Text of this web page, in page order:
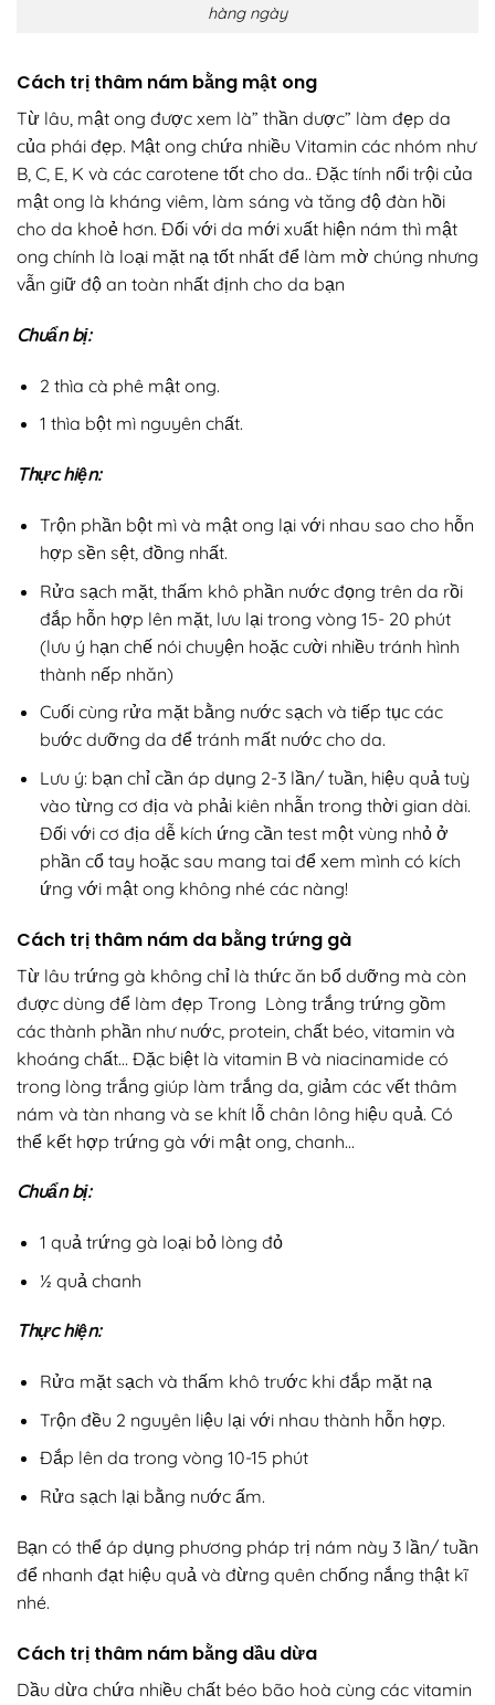
hàng ngày
Cách trị thâm nám bằng mật ong
Từ lâu, mật ong được xem là” thần dược” làm đẹp da
của phái đẹp. Mật ong chứa nhiều Vitamin các nhóm như
B, C, E, K và các carotene tốt cho da.. Đặc tính nổi trội của
mật ong là kháng viêm, làm sáng và tăng độ đàn hồi
cho da khoẻ hơn. Đối với da mới xuất hiện nám thì mật
ong chính là loại mặt nạ tốt nhất để làm mờ chúng nhưng
vẫn giữ độ an toàn nhất định cho da bạn
Chuẩn bị:
2 thìa cà phê mật ong.
1 thìa bột mì nguyên chất.
Thực hiện:
Trộn phần bột mì và mật ong lại với nhau sao cho hỗn
hợp sền sệt, đồng nhất.
Rửa sạch mặt, thấm khô phần nước đọng trên da rồi
đắp hỗn hợp lên mặt, lưu lại trong vòng 15- 20 phút
(lưu ý hạn chế nói chuyện hoặc cười nhiều tránh hình
thành nếp nhăn)
Cuối cùng rửa mặt bằng nước sạch và tiếp tục các
bước dưỡng da để tránh mất nước cho da.
Lưu ý: bạn chỉ cần áp dụng 2-3 lần/ tuần, hiệu quả tuỳ
vào từng cơ địa và phải kiên nhẫn trong thời gian dài.
Đối với cơ địa dễ kích ứng cần test một vùng nhỏ ở
phần cổ tay hoặc sau mang tai để xem mình có kích
ứng với mật ong không nhé các nàng!
Cách trị thâm nám da bằng trứng gà
Từ lâu trứng gà không chỉ là thức ăn bổ dưỡng mà còn
được dùng để làm đẹp Trong Lòng trắng trứng gồm
các thành phần như nước, protein, chất béo, vitamin và
khoáng chất… Đặc biệt là vitamin B và niacinamide có
trong lòng trắng giúp làm trắng da, giảm các vết thâm
nám và tàn nhang và se khít lỗ chân lông hiệu quả. Có
thể kết hợp trứng gà với mật ong, chanh…
Chuẩn bị:
1 quả trứng gà loại bỏ lòng đỏ
½ quả chanh
Thực hiện:
Rửa mặt sạch và thấm khô trước khi đắp mặt nạ
Trộn đều 2 nguyên liệu lại với nhau thành hỗn hợp.
Đắp lên da trong vòng 10-15 phút
Rửa sạch lại bằng nước ấm.
Bạn có thể áp dụng phương pháp trị nám này 3 lần/ tuần
để nhanh đạt hiệu quả và đừng quên chống nắng thật kĩ
nhé.
Cách trị thâm nám bằng dầu dừa
Dầu dừa chứa nhiều chất béo bão hoà cùng các vitamin